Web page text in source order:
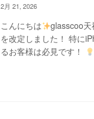
2月 21, 2026
こんにちは
glasscoo
を改定しました！ 特に
るお客様は必見です！